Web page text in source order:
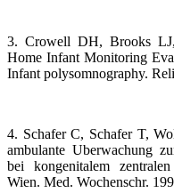
3. Crowell DH, Brooks
Home Infant Monitoring
Infant polysomnography.
4. Schafer C, Schafer T,
ambulante Uberwachung
bei kongenitalem
Wien. Med. Wochenschr.